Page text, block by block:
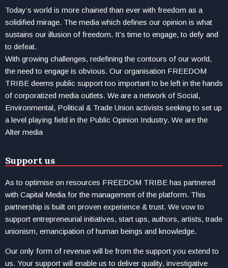
Today’s world is more chained than ever with freedom as a
solidified mirage. The media which defines our opinion is what
sustains our illusion of freedom. It’s time to engage, to defy and
to defeat.
With growing challenges, redefining the contours of our world,
the need to engage is obvious. Our organisation FREEDOM
TRIBE deems public support too important to be left in the hands
of corporatized media outlets. We are a network of Social,
Environmental, Political & Trade Union activists seeking to set up
a level playing field in the Public Opinion Industry. We are the
Alter media
Support us
As to optimise on resources FREEDOM TRIBE has partnered
with Capital Media for the management of the platform. This
partnership is built on proven experience & trust. We vow to
support entrepreneurial initiatives, start ups, authors, artists, trade
unionism, emancipation of human beings and knowledge.
Our only form of revenue will be from the support you extend to
us. Your support will enable us to deliver quality, investigative